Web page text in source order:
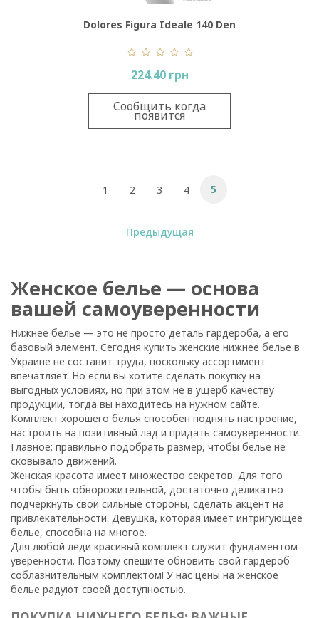
Dolores Figura Ideale 140 Den
224.40 грн
Сообщить когда
появится
Предыдущая
1 2 3 4 5
Женское белье — основа
вашей самоуверенности
Нижнее белье — это не просто деталь гардероба, а его
базовый элемент. Сегодня купить женские нижнее белье в
Украине не составит труда, поскольку ассортимент
впечатляет. Но если вы хотите сделать покупку на
выгодных условиях, но при этом не в ущерб качеству
продукции, тогда вы находитесь на нужном сайте.
Комплект хорошего белья способен поднять настроение,
настроить на позитивный лад и придать самоуверенности.
Главное: правильно подобрать размер, чтобы белье не
сковывало движений.
Женская красота имеет множество секретов. Для того
чтобы быть обворожительной, достаточно деликатно
подчеркнуть свои сильные стороны, сделать акцент на
привлекательности. Девушка, которая имеет интригующее
белье, способна на многое.
Для любой леди красивый комплект служит фундаментом
уверенности. Поэтому спешите обновить свой гардероб
соблазнительным комплектом! У нас цены на женское
белье радуют своей доступностью.